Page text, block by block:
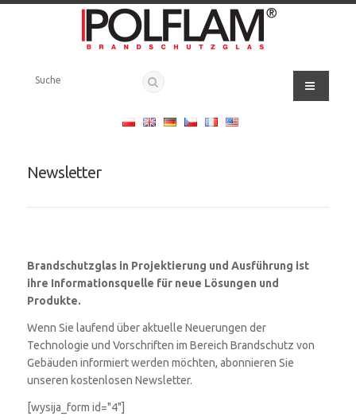
Newsletter
Brandschutzglas in Projektierung und Ausführung ist
ihre Informationsquelle für neue Lösungen und
Produkte.
Wenn Sie laufend über aktuelle Neuerungen der
Technologie und Vorschriften im Bereich Brandschutz von
Gebäuden informiert werden möchten, abonnieren Sie
unseren kostenlosen Newsletter.
[wysija_form id="4"]